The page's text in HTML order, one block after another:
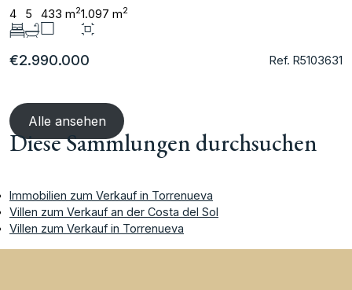
4 5 433 m21.097 m2
€2.990.000 Ref. R5103631
Alle ansehen
Diese Sammlungen durchsuchen
Immobilien zum Verkauf in Torrenueva
Villen zum Verkauf an der Costa del Sol
Villen zum Verkauf in Torrenueva